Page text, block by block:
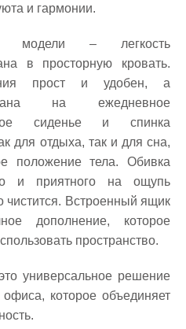
и гармонии.
модели – легкость
в просторную кровать.
прост и удобен, а
на ежедневное
сиденье и спинка
для отдыха, так и для сна,
положение тела. Обивка
и приятного на ощупь
чистится. Встроенный ящик
дополнение, которое
пространство.
универсальное решение
которое объединяет